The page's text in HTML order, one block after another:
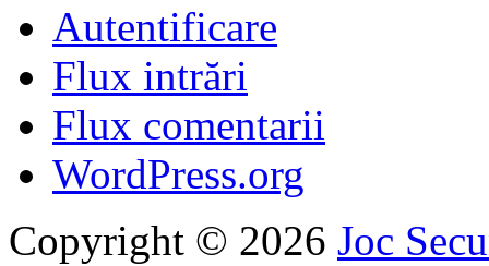
Autentificare
Flux intrări
Flux comentarii
WordPress.org
Copyright © 2026 Joc